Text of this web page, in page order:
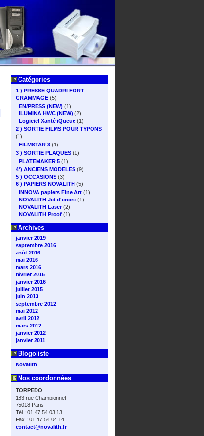
Catégories
1°) PRESSE QUADRI FORT
GRAMMAGE (5)
EN/PRESS (NEW) (1)
ILUMINA HWC (NEW) (2)
Logiciel Xanté iQueue (1)
2°) SORTIE FILMS POUR TYPONS
(1)
FILMSTAR 3 (1)
3°) SORTIE PLAQUES (1)
PLATEMAKER 5 (1)
4°) ANCIENS MODELES (9)
5°) OCCASIONS (3)
6°) PAPIERS NOVALITH (5)
INNOVA papiers Fine Art (1)
NOVALITH Jet d'encre (1)
NOVALITH Laser(2)
NOVALITH Proof (1)
Archives
janvier 2019
septembre 2016
août 2016
mai 2016
mars 2016
février 2016
janvier 2016
juillet 2015
juin 2013
septembre 2012
mai 2012
avril 2012
mars 2012
janvier 2012
janvier 2011
Blogoliste
Novalith
Nos coordonnées
TORPEDO
183 rue Championnet
75018 Paris
Tél : 01.47.54.03.13
Fax : 01.47.54.04.14
contact@novalith.fr